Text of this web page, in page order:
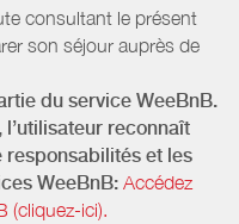
consultant le présent
son séjour auprès de
du service WeeBnB.
reconnaît
et les
WeeBnB: Accédez
(cliquez-ici).